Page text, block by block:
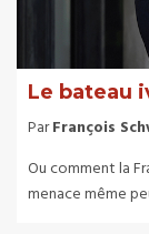
Le bateau
ParFrançois
Ou comment la
menace même